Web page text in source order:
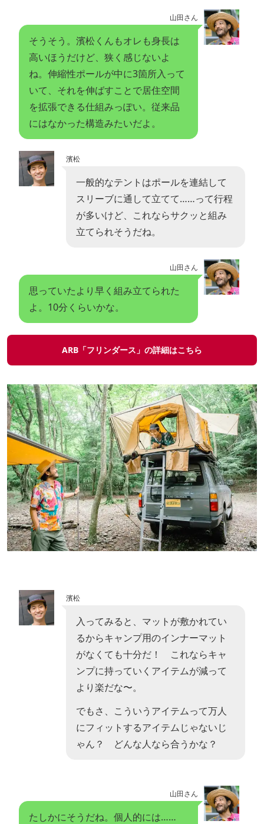
山田さん
そうそう。濱松くんもオレも身長は
高いほうだけど、狭く感じないよ
ね。伸縮性ポールが中に3箇所入って
いて、それを伸ばすことで居住空間
を拡張できる仕組みっぽい。従来品
にはなかった構造みたいだよ。
濱松
一般的なテントはポールを連結して
スリーブに通して立てて……って行程
が多いけど、これならサクッと組み
立てられそうだね。
山田さん
思っていたより早く組み立てられた
よ。10分くらいかな。
ARB「フリンダース」の詳細はこちら
濱松
入ってみると、マットが敷かれてい
るからキャンプ用のインナーマット
がなくても十分だ！ これならキャ
ンプに持っていくアイテムが減って
より楽だな〜。
でもさ、こういうアイテムって万人
にフィットするアイテムじゃないじ
ゃん？ どんな人なら合うかな？
山田さん
たしかにそうだね。個人的には……